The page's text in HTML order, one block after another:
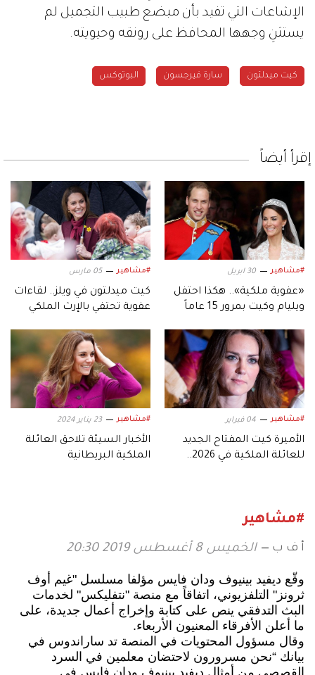
الإشاعات التي تفيد بأن مبضع طبيب التجميل لم
يستثنِ وجهها المحافظ على رونقه وحيويته.
كيت ميدلتون سارة فيرجسون البوتوكس
إقرأ أيضاً
#مشاهير 30 ابريل
«عفوية ملكية».. هكذا احتفل
ويليام وكيت بمرور 15 عاماً
#مشاهير 05 مارس
كيت ميدلتون في ويلز.. لقاءات
عفوية تحتفي بالإرث الملكي
#مشاهير 04 فبراير
الأميرة كيت المفتاح الجديد
للعائلة الملكية في 2026..
#مشاهير 23 يناير 2024
الأخبار السيئة تلاحق العائلة
الملكية البريطانية
#مشاهير
أ ف ب الخميس 8 أغسطس 2019 20:30
وقّع ديفيد بينيوف ودان فايس مؤلفا مسلسل "غيم أوف
ثرونز" التلفزيوني، اتفاقاً مع منصة "نتفليكس" لخدمات
البث التدفقي ينص على كتابة وإخراج أعمال جديدة، على
ما أعلن الأفرقاء المعنيون الأربعاء.
وقال مسؤول المحتويات في المنصة تد ساراندوس في
بيانك “نحن مسرورون لاحتضان معلمين في السرد
القصصي من أمثال ديفيد بينيوف ودان فايس في